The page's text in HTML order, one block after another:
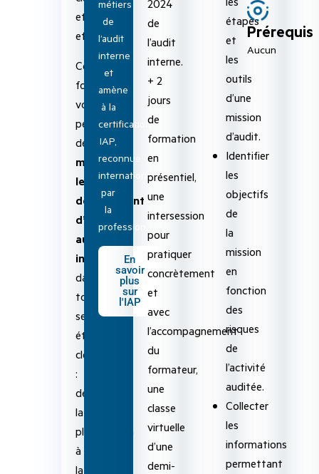
et
efficacité.
Cette
formation
vous
permettra
de
maîtriser
le
déroulement
d’un
audit
interne
dans
toutes
ses
étapes
clés
:
de
la
planification
à
la
métiers
de
l’audit
interne
et
amène
à la
certification
IAP,
reconnue
internationalement
par
la
profession.
En
savoir
plus
sur
l'IAP
2024
de
l’audit
interne.
+ 2
jours
de
formation
en
présentiel,
une
intersession
pour
pratiquer
concrètement
et
avec
l’accompagnement
du
formateur,
une
classe
virtuelle
d’une
demi-
étapes
et
les
outils
d’une
mission
d’audit.
Identifier
les
objectifs
de
la
mission
en
fonction
des
risques
de
l’activité
auditée.
Collecter
les
informations
permettant
Prérequis
Aucun